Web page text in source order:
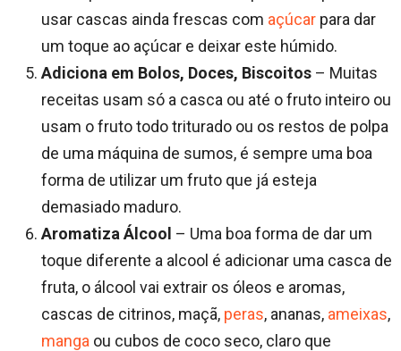
usar cascas ainda frescas com açúcar para dar
um toque ao açúcar e deixar este húmido.
Adiciona em Bolos, Doces, Biscoitos – Muitas
receitas usam só a casca ou até o fruto inteiro ou
usam o fruto todo triturado ou os restos de polpa
de uma máquina de sumos, é sempre uma boa
forma de utilizar um fruto que já esteja
demasiado maduro.
Aromatiza Álcool – Uma boa forma de dar um
toque diferente a alcool é adicionar uma casca de
fruta, o álcool vai extrair os óleos e aromas,
cascas de citrinos, maçã, peras, ananas, ameixas,
manga ou cubos de coco seco, claro que